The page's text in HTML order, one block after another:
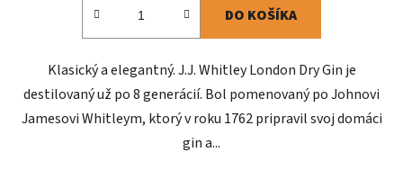
DO KOŠÍKA
Klasický a elegantný. J.J. Whitley London Dry Gin je
destilovaný už po 8 generácií. Bol pomenovaný po Johnovi
Jamesovi Whitleym, ktorý v roku 1762 pripravil svoj domáci
gin a...